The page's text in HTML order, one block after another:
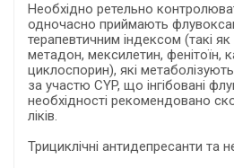
Необхідно ретельно
одночасно приймають
терапевтичним індексом (такі як
метадон, мексилетин, фенітоїн,
циклоспорин), які
за участю CYP, що інгібовані
необхідності рекомендовано
ліків.
Трициклічні антидепресанти та